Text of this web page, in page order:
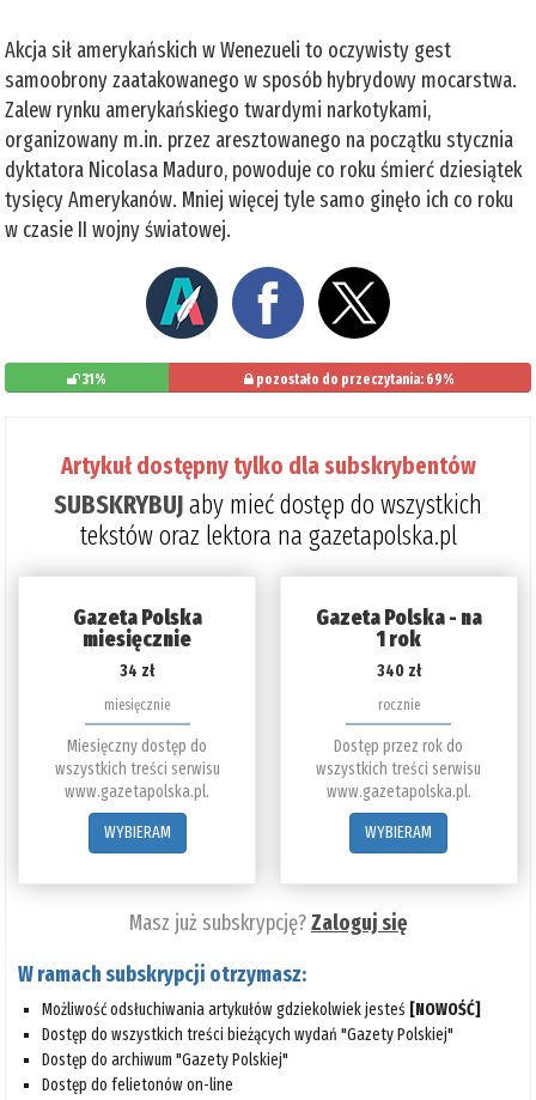
Akcja sił amerykańskich w Wenezueli to oczywisty gest
samoobrony zaatakowanego w sposób hybrydowy mocarstwa.
Zalew rynku amerykańskiego twardymi narkotykami,
organizowany m.in. przez aresztowanego na początku stycznia
dyktatora Nicolasa Maduro, powoduje co roku śmierć dziesiątek
tysięcy Amerykanów. Mniej więcej tyle samo ginęło ich co roku
w czasie II wojny światowej.
31% pozostało do przeczytania: 69%
Artykuł dostępny tylko dla subskrybentów
SUBSKRYBUJaby mieć dostęp do wszystkich
tekstów oraz lektora na gazetapolska.pl
Gazeta Polska
miesięcznie
34 zł
miesięcznie
Miesięczny dostęp do
wszystkich treści serwisu
www.gazetapolska.pl.
WYBIERAM
Gazeta Polska - na
1 rok
340 zł
rocznie
Dostęp przez rok do
wszystkich treści serwisu
www.gazetapolska.pl.
WYBIERAM
Masz już subskrypcję?Zaloguj się
W ramach subskrypcji otrzymasz:
Możliwość odsłuchiwania artykułów gdziekolwiek jesteś [NOWOŚĆ]
Dostęp do wszystkich treści bieżących wydań "Gazety Polskiej"
Dostęp do archiwum "Gazety Polskiej"
Dostęp do felietonów on-line